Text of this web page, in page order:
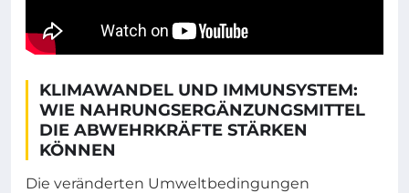
KLIMAWANDEL UND IMMUNSYSTEM:
WIE NAHRUNGSERGÄNZUNGSMITTEL
DIE ABWEHRKRÄFTE STÄRKEN
KÖNNEN
Die veränderten Umweltbedingungen